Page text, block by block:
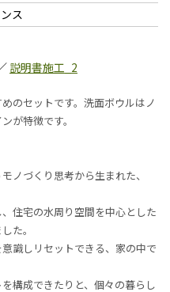
ス
説明書施工_2
のセットです。洗面ボウルはノ
が特徴です。
ノづくり思考から生まれた、
住宅の水周り空間を中心とした
た。
識しリセットできる、家の中で
構成できたりと、個々の暮らし